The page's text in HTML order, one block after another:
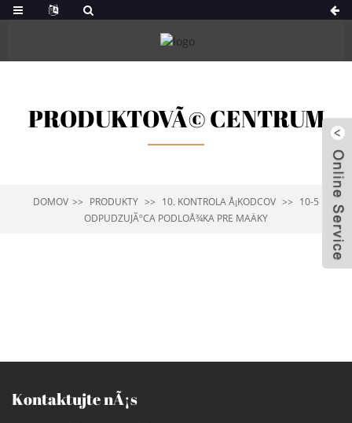
PRODUKTOVÃ© CENTRUM
DOMOV PRODUKTY 10. KONTROLA Å¡KODCOV
10-5
ODPUDZUJÃºCA PODLOÅ¾KA PRE MAÄKY
Kontaktujte nÃ¡s